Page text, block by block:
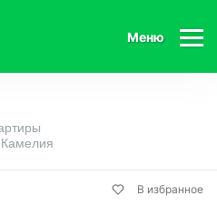
Меню
В избранное